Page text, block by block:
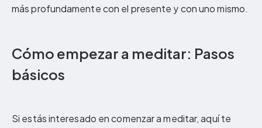
más profundamente con el presente y con uno mismo.
Cómo empezar a meditar: Pasos
básicos
Si estás interesado en comenzar a meditar, aquí te